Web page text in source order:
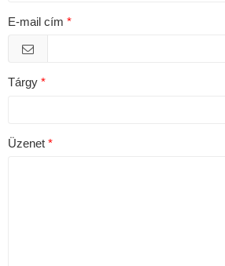
E-mail cím
Tárgy
Üzenet